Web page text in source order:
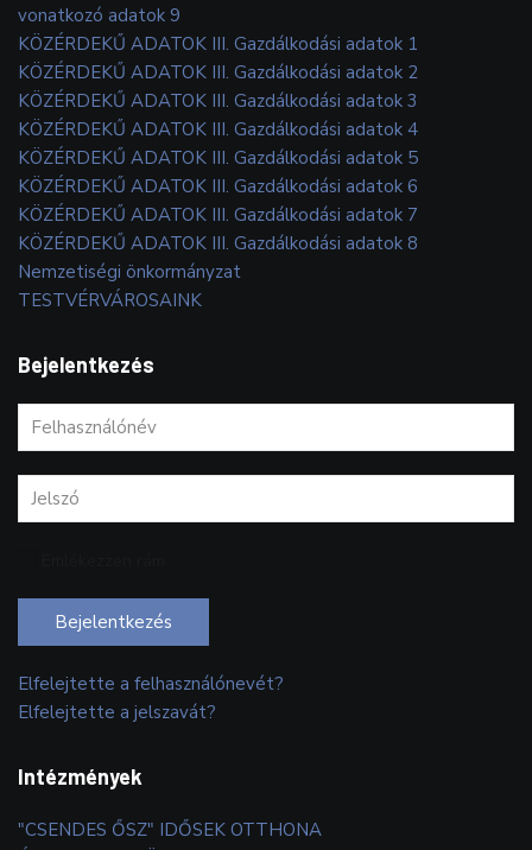
vonatkozó adatok 9
KÖZÉRDEKŰ ADATOK III. Gazdálkodási adatok 1
KÖZÉRDEKŰ ADATOK III. Gazdálkodási adatok 2
KÖZÉRDEKŰ ADATOK III. Gazdálkodási adatok 3
KÖZÉRDEKŰ ADATOK III. Gazdálkodási adatok 4
KÖZÉRDEKŰ ADATOK III. Gazdálkodási adatok 5
KÖZÉRDEKŰ ADATOK III. Gazdálkodási adatok 6
KÖZÉRDEKŰ ADATOK III. Gazdálkodási adatok 7
KÖZÉRDEKŰ ADATOK III. Gazdálkodási adatok 8
Nemzetiségi önkormányzat
TESTVÉRVÁROSAINK
Bejelentkezés
Bejelentkezés
Elfelejtette a felhasználónevét?
Elfelejtette a jelszavát?
Intézmények
"CSENDES ŐSZ" IDŐSEK OTTHONA